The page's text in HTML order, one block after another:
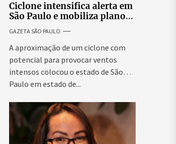
Ciclone intensifica alerta em
São Paulo e mobiliza plano
emergencial para evitar
impactos no fornecimento
de energia
GAZETA SÃO PAULO
A aproximação de um ciclone com
potencial para provocar ventos
intensos colocou o estado de São
Paulo em estado de...